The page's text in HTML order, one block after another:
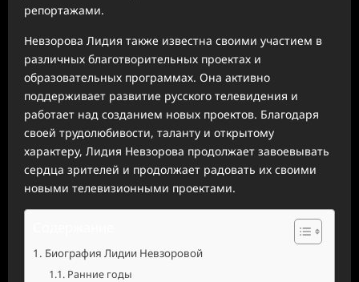
репортажами.
Невзорова Лидия также известна своими участием в
различных благотворительных проектах и
образовательных программах. Она активно
поддерживает развитие русского телевидения и
работает над созданием новых проектов. Благодаря
своей трудолюбивости, таланту и открытому
характеру, Лидия Невзорова продолжает завоевывать
сердца зрителей и продолжает радовать их своими
новыми телевизионными проектами.
Биография Лидии Невзоровой
Ранние годы